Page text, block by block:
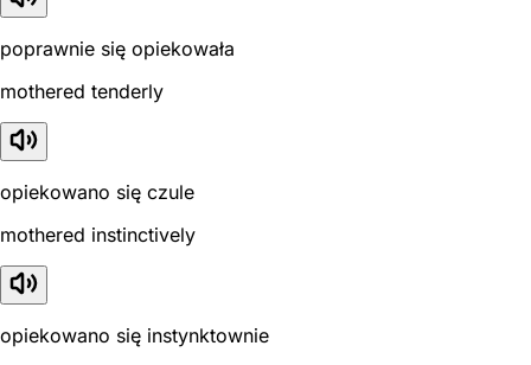
poprawnie się opiekowała
mothered tenderly
opiekowano się czule
mothered instinctively
opiekowano się instynktownie